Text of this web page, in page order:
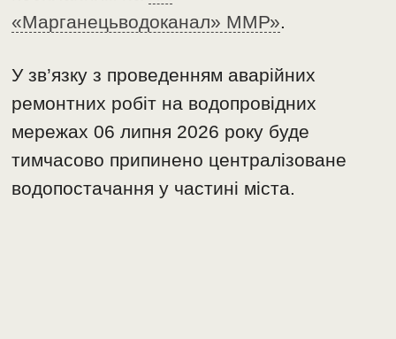
«Марганецьводоканал» ММР».
У зв’язку з проведенням аварійних
ремонтних робіт на водопровідних
мережах 06 липня 2026 року буде
тимчасово припинено централізоване
водопостачання у частині міста.